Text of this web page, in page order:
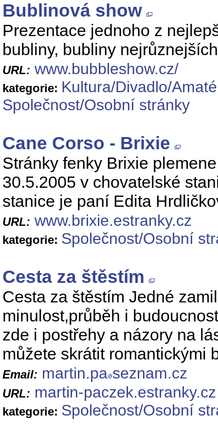
Bublinová show
Prezentace jednoho z
bubliny, bubliny
URL: www.bubbleshow.cz/
kategorie: Kultura/Divadlo/
Společnost/Osobní stránky
Cane Corso - Brixie
Stránky fenky Brixie
30.5.2005 v chovatelské
stanice je paní Edita
URL: www.brixie.estranky.cz
kategorie: Společnost/Osobní
Cesta za štěstím
Cesta za štěstím Jedné
minulost,průběh i
zde i postřehy a názory na
můžete skrátit romantickými
Email: martin.pa seznam.cz
URL: martin-paczek.estranky.cz
kategorie: Společnost/Osobní